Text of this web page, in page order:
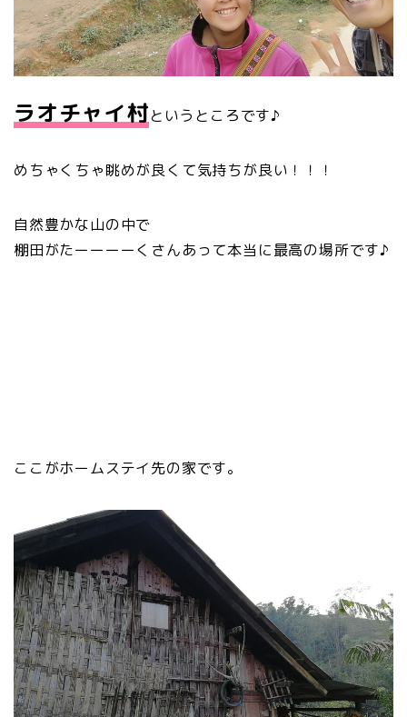
ラオチャイ村というところです♪
めちゃくちゃ眺めが良くて気持ちが良い！！！
自然豊かな山の中で
棚田がたーーーーくさんあって本当に最高の場所です♪
ここがホームステイ先の家です。